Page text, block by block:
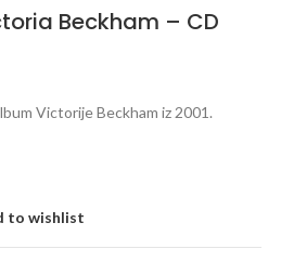
Beckham – CD
Victorije Beckham iz 2001.
to wishlist